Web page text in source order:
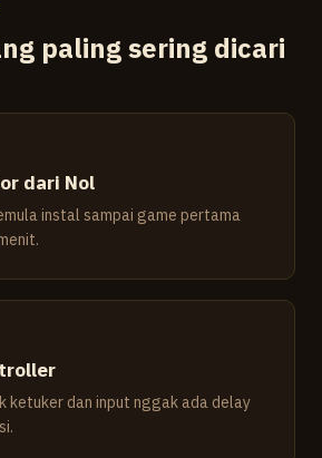
paling sering dicari
dari Nol
instal sampai game pertama
ketuker dan input nggak ada delay